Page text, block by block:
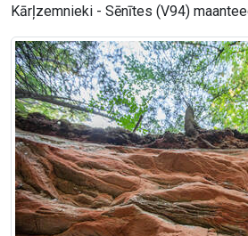
Kārļzemnieki - Sēnītes (V94)